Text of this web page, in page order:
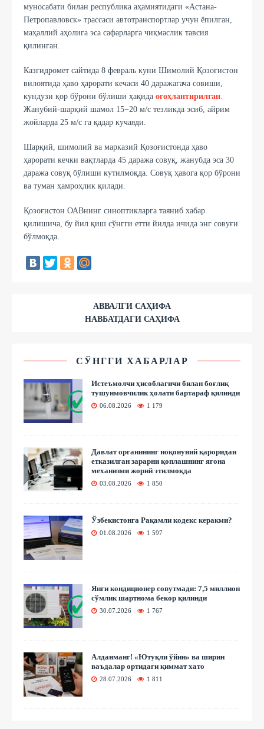
муносабати билан республика аҳамиятидаги «Астана-
Петропавловск» трассаси автотранспортлар учун ёпилган,
маҳаллий аҳолига эса сафарларга чиқмаслик тавсия
қилинган.
Казгидромет сайтида 8 февраль куни Шимолий Қозоғистон
вилоятида ҳаво ҳарорати кечаси 40 даражагача совиши,
кундузи қор бўрони бўлиши ҳақида огоҳлантирилган
Жанубий-шарқий шамол 15−20 м/с тезликда эсиб, айрим
жойларда 25 м/с га қадар кучаяди.
Шарқий, шимолий ва марказий Қозоғистонда ҳаво
ҳарорати кечки вақтларда 45 даража совуқ, жанубда эса 30
даража совуқ бўлиши кутилмоқда. Совуқ ҳавога қор бўрони
ва туман ҳамроҳлик қилади.
Қозоғистон ОАВнинг синоптикларга таяниб хабар
қилишича, бу йил қиш сўнгги етти йилда ичида энг совуғи
бўлмоқда.
АВВАЛГИ САҲИФА
НАВБАТДАГИ САҲИФА
СЎНГГИ ХАБАРЛАР
Истеъмолчи ҳисоблагичи билан боғлиқ
тушунмовчилик ҳолати бартараф қилинди
06.08.2026 1 179
Давлат органининг ноқонуний қароридан
етказилган зарарни қоплашнинг ягона
механизми жорий этилмоқда
03.08.2026 1 850
Ўзбекистонга Рақамли кодекс керакми?
01.08.2026 1 597
Янги кондиционер совутмади: 7,5 миллион
сўмлик шартнома бекор қилинди
30.07.2026 1 767
Алданманг! «Ютуқли ўйин» ва ширин
ваъдалар ортидаги қиммат хато
28.07.2026 1 811